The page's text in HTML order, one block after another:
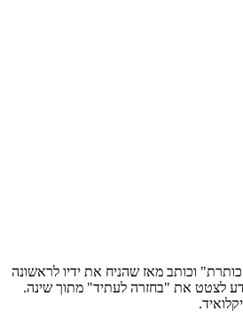
וכותב מאז שהניח את ידיו לראשונה
לצטט את "בחזרה לעתיד" מתוך שינה.